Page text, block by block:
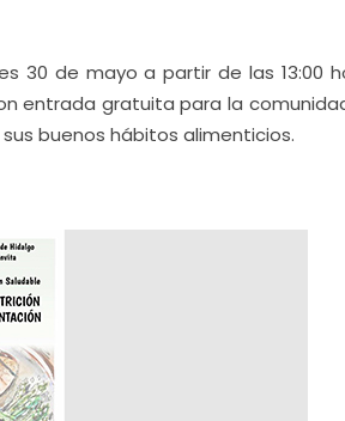
30 de mayo a partir de las 13:00
entrada gratuita para la
buenos hábitos alimenticios.